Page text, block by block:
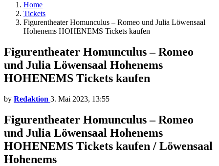
Home
Tickets
Figurentheater Homunculus – Romeo und Julia Löwensaal
Hohenems HOHENEMS Tickets kaufen
Figurentheater Homunculus – Romeo
und Julia Löwensaal Hohenems
HOHENEMS Tickets kaufen
by Redaktion 3. Mai 2023, 13:55
Figurentheater Homunculus – Romeo
und Julia Löwensaal Hohenems
HOHENEMS Tickets kaufen / Löwensaal
Hohenems